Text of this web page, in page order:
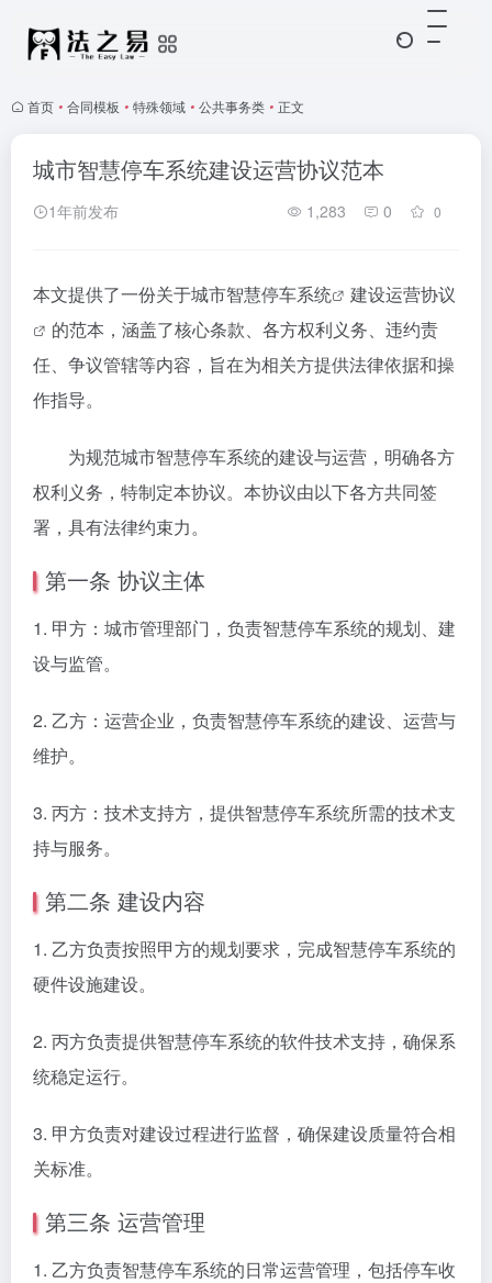
首页 • 合同模板 • 特殊领域 • 公共事务类 • 正文
城市智慧停车系统建设运营协议范本
1年前发布 1,283 0 0
本文提供了一份关于城市智慧停车系统
建设运营协议
的范本，涵盖了核心条款、各方权利义务、违约责
任、争议管辖等内容，旨在为相关方提供法律依据和操
作指导。
为规范城市智慧停车系统的建设与运营，明确各方
权利义务，特制定本协议。本协议由以下各方共同签
署，具有法律约束力。
第一条 协议主体
1. 甲方：城市管理部门，负责智慧停车系统的规划、建
设与监管。
2. 乙方：运营企业，负责智慧停车系统的建设、运营与
维护。
3. 丙方：技术支持方，提供智慧停车系统所需的技术支
持与服务。
第二条 建设内容
1. 乙方负责按照甲方的规划要求，完成智慧停车系统的
硬件设施建设。
2. 丙方负责提供智慧停车系统的软件技术支持，确保系
统稳定运行。
3. 甲方负责对建设过程进行监督，确保建设质量符合相
关标准。
第三条 运营管理
1. 乙方负责智慧停车系统的日常运营管理，包括停车收